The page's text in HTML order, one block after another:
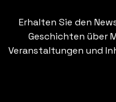
Erhalten Sie den
Geschichten über
Veranstaltungen und